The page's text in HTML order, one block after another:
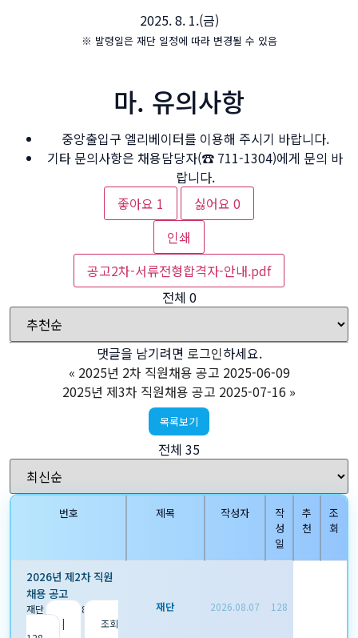
2025. 8. 1.(금)
※ 발령일은 재단 일정에 따라 변경될 수 있음
마. 유의사항
중앙출입구 엘리베이터를 이용해 주시기 바랍니다.
기타 문의사항은 채용담당자(☎ 711-1304)에게 문의 바
랍니다.
좋아요 1 싫어요 0
인쇄
공고2차-서류전형합격자-안내.pdf
전체 0
댓글을 남기려면 로그인하세요.
« 2025년 2차 직원채용 공고 2025-06-09
2025년 제3차 직원채용 공고 2025-07-16 »
목록보기
전체 35
번호 제목 작성자
작
성
일
추
천
조
회
2026년 제2차 직원
채용 공고
재단| 2026.08.07
|
조회
재단 2026.08.07 128